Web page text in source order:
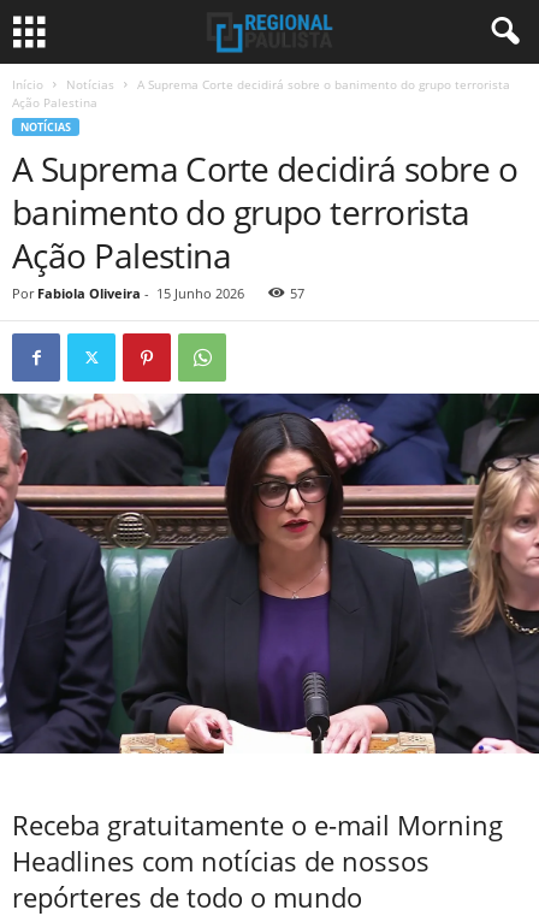
Início Notícias
A Suprema Corte decidirá sobre o banimento do grupo terrorista
Ação Palestina
NOTÍCIAS
A Suprema Corte decidirá sobre o
banimento do grupo terrorista
Ação Palestina
Por Fabiola Oliveira - 15 Junho 2026 57
Receba gratuitamente o e-mail Morning
Headlines com notícias de nossos
repórteres de todo o mundo